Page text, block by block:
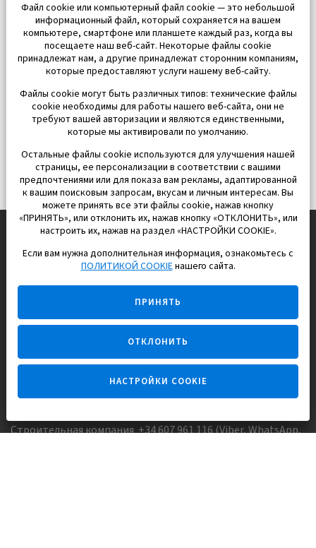
EUROPISOL 2002 S.L.
Строим и продаем дома
для счастливой жизни в Испании
Задайте вопрос
Строительная компания +34 607 961 116 (Viber, WhatsApp,
Файл cookie или компьютерный файл cookie — это небольшой
информационный файл, который сохраняется на вашем
компьютере, смартфоне или планшете каждый раз, когда вы
посещаете наш веб-сайт. Некоторые файлы cookie
принадлежат нам, а другие принадлежат сторонним компаниям,
которые предоставляют услуги нашему веб-сайту.
Файлы cookie могут быть различных типов: технические файлы
cookie необходимы для работы нашего веб-сайта, они не
требуют вашей авторизации и являются единственными,
которые мы активировали по умолчанию.
Остальные файлы cookie используются для улучшения нашей
страницы, ее персонализации в соответствии с вашими
предпочтениями или для показа вам рекламы, адаптированной
к вашим поисковым запросам, вкусам и личным интересам. Вы
можете принять все эти файлы cookie, нажав кнопку
«ПРИНЯТЬ», или отклонить их, нажав кнопку «ОТКЛОНИТЬ», или
настроить их, нажав на раздел «НАСТРОЙКИ COOKIE».
Если вам нужна дополнительная информация, ознакомьтесь с
ПОЛИТИКОЙ COOKIEнашего сайта.
ПРИНЯТЬ
ОТКЛОНИТЬ
НАСТРОЙКИ COOKIE